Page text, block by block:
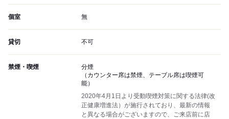
個室 無
貸切 不可
禁煙・喫煙
分煙
（カウンター席は禁煙、テーブル席は喫煙可
能）
2020年4月1日より受動喫煙対策に関する法律(改
正健康増進法）が施行されており、最新の情報
と異なる場合がございますので、ご来店前に店